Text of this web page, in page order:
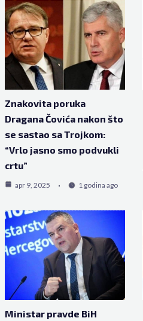
Znakovita poruka
Dragana Čovića nakon što
se sastao sa Trojkom:
“Vrlo jasno smo podvukli
crtu”
apr 9, 2025 1 godina ago
Ministar pravde BiH